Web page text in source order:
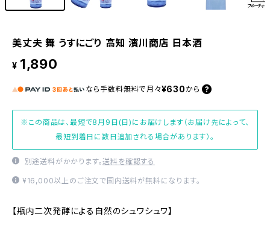
美丈夫 舞 うすにごり 高知 濱川商店 日本酒
¥ 1,890
なら 手数料無料で 月々¥630 から
※この商品は、最短で8月9日(日)にお届けします（お届け先によって、
最短到着日に数日追加される場合があります）。
別途送料がかかります。送料を確認する
¥16,000以上のご注文で国内送料が無料になります。
【瓶内二次発酵による自然のシュワシュワ】